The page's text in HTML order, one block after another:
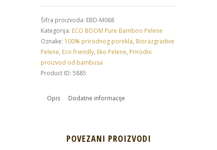
premium
biorazgradive
pelene
za
bebe
veličina
Šifra proizvoda: EBD-M068
Kategorija: ECO BOOM Pure Bamboo Pelene
Oznake: 100% prirodnog porekla, Biorazgradive
Pelene, Eco friendly, Eko Pelene, Prirodni
proizvod od bambusa
Product ID: 5885
Opis Dodatne informacije
POVEZANI PROIZVODI